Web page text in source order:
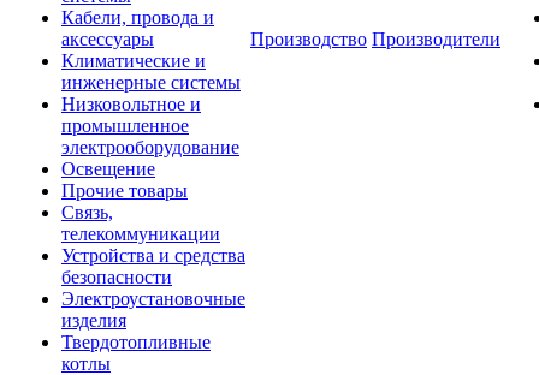
Кабели, провода и
аксессуары
Климатические и
инженерные системы
Низковольтное и
промышленное
электрооборудование
Освещение
Прочие товары
Связь,
телекоммуникации
Устройства и средства
безопасности
Электроустановочные
изделия
Твердотопливные
котлы
Производство Производители